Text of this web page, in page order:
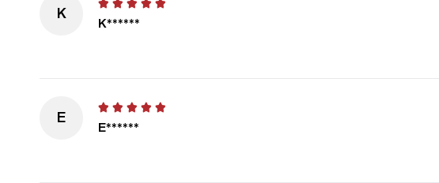
K
K******
E
E******